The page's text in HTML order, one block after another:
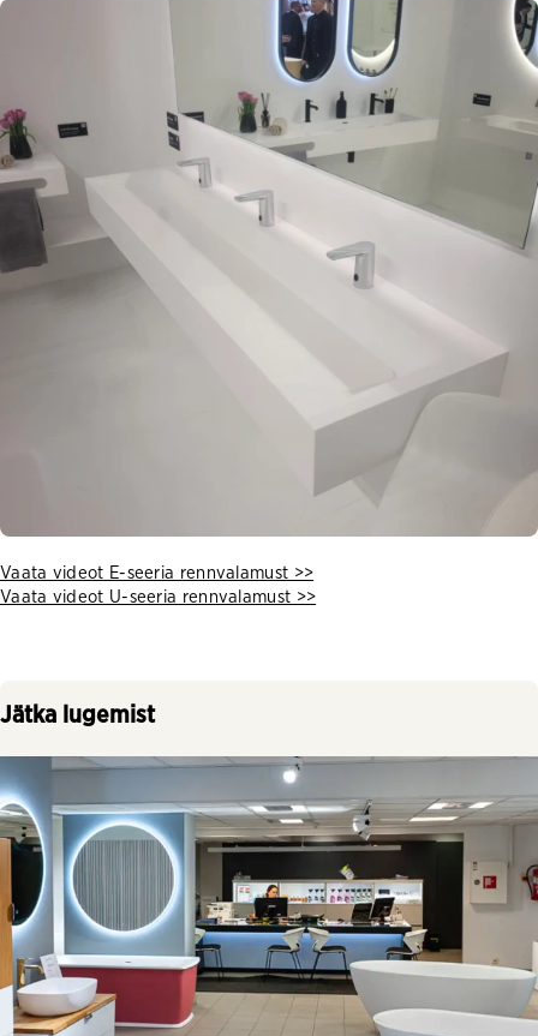
Vaata videot E-seeria rennvalamust >>
Vaata videot U-seeria rennvalamust >>
Jätka lugemist